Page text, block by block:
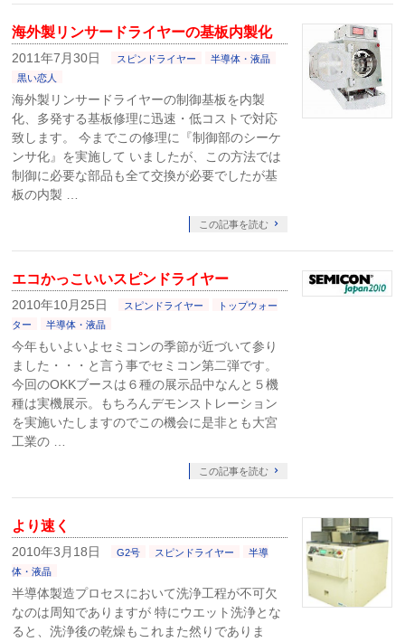
海外製リンサードライヤーの基板内製化
2011年7月30日 スピンドライヤー
半導体・液晶
黒い恋人
海外製リンサードライヤーの制御基板を内製
化、多発する基板修理に迅速・低コストで対応
致します。 今までこの修理に『制御部のシーケ
ンサ化』を実施して いましたが、この方法では
制御に必要な部品も全て交換が必要でしたが基
板の内製 …
この記事を読む
エコかっこいいスピンドライヤー
2010年10月25日 スピンドライヤー
トップウォー
ター
半導体・液晶
今年もいよいよセミコンの季節が近づいて参り
ました・・・と言う事でセミコン第二弾です。
今回のOKKブースは６種の展示品中なんと５機
種は実機展示。もちろんデモンストレーション
を実施いたしますのでこの機会に是非とも大宮
工業の …
この記事を読む
より速く
2010年3月18日 G2号 スピンドライヤー
半導
体・液晶
半導体製造プロセスにおいて洗浄工程が不可欠
なのは周知でありますが 特にウエット洗浄とな
ると、洗浄後の乾燥もこれまた然りでありま